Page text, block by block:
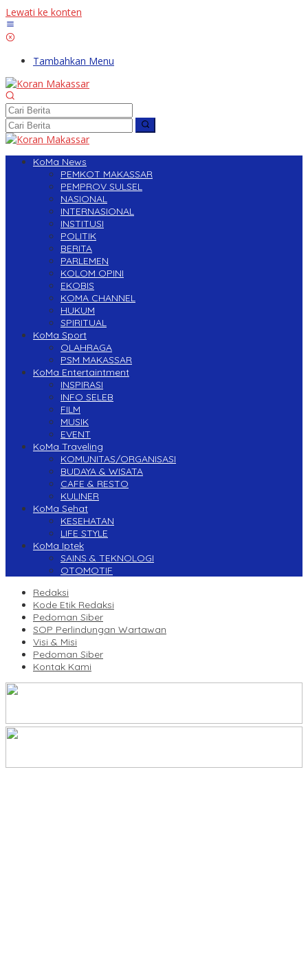
Lewati ke konten
Tambahkan Menu
KoMa News
PEMKOT MAKASSAR
PEMPROV SULSEL
NASIONAL
INTERNASIONAL
INSTITUSI
POLITIK
BERITA
PARLEMEN
KOLOM OPINI
EKOBIS
KOMA CHANNEL
HUKUM
SPIRITUAL
KoMa Sport
OLAHRAGA
PSM MAKASSAR
KoMa Entertaintment
INSPIRASI
INFO SELEB
FILM
MUSIK
EVENT
KoMa Traveling
KOMUNITAS/ORGANISASI
BUDAYA & WISATA
CAFE & RESTO
KULINER
KoMa Sehat
KESEHATAN
LIFE STYLE
KoMa Iptek
SAINS & TEKNOLOGI
OTOMOTIF
Redaksi
Kode Etik Redaksi
Pedoman Siber
SOP Perlindungan Wartawan
Visi & Misi
Pedoman Siber
Kontak Kami